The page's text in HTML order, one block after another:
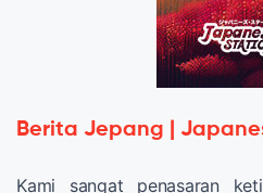
Berita Jepang |
Kami sangat penasaran